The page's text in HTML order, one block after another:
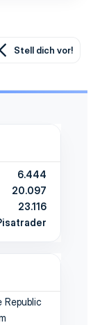
Stell dich vor!
6.444
20.097
23.116
Republic